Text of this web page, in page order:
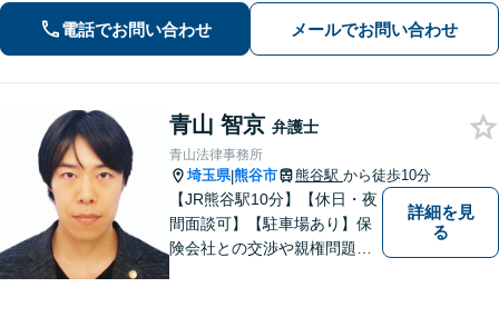
電話でお問い合わせ メールでお問い合わせ
青山 智京 弁護士
青山法律事務所
埼玉県|熊谷市 熊谷駅 から徒歩10分
【JR熊谷駅10分】【休日・夜
間面談可】【駐車場あり】保
険会社との交渉や親権問題、
詳細を見
る